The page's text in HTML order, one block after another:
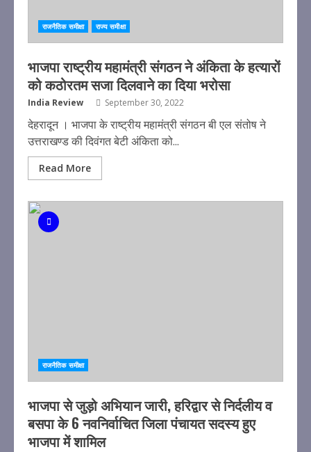
राजनैतिक समीक्षा राज्य समीक्षा
भाजपा राष्ट्रीय महामंत्री संगठन ने अंकिता के हत्यारों
को कठोरतम सजा दिलवाने का दिया भरोसा
India Review September 30, 2022
देहरादून । भाजपा के राष्ट्रीय महामंत्री संगठन बी एल संतोष ने
उत्तराखण्ड की दिवंगत बेटी अंकिता को...
Read More
राजनैतिक समीक्षा
भाजपा से जुड़ो अभियान जारी, हरिद्वार से निर्दलीय व
बसपा के 6 नवनिर्वाचित जिला पंचायत सदस्य हुए
भाजपा में शामिल